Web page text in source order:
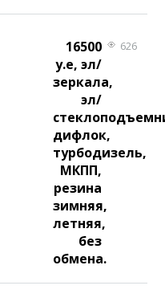
16500
у.е, эл/
зеркала,
эл/
дифлок,
турбодизель,
МКПП,
резина
зимняя,
летняя,
без
обмена.
626